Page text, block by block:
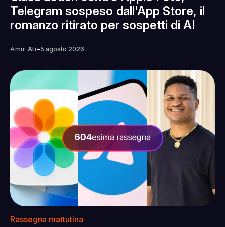
Telegram sospeso dall'App Store, il
romanzo ritirato per sospetti di AI
Amir Ati -5 agosto 2026
Rassegna mattutina